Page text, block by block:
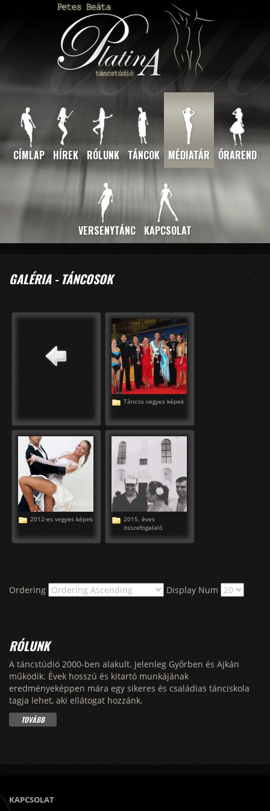
CÍMLAP HÍREK RÓLUNK TÁNCOK MÉDIATÁR ÓRAREND
VERSENYTÁNC KAPCSOLAT
GALÉRIA - TÁNCOSOK
Táncos vegyes képek
2012-es vegyes képek
2015. éves
összefogalaló
Ordering Display Num
RÓLUNK
A táncstúdió 2000-ben alakult. Jelenleg Győrben és Ajkán
működik. Évek hosszú és kitartó munkájának
eredményeképpen mára egy sikeres és családias tánciskola
tagja lehet, aki ellátogat hozzánk.
TOVÁBB
KAPCSOLAT